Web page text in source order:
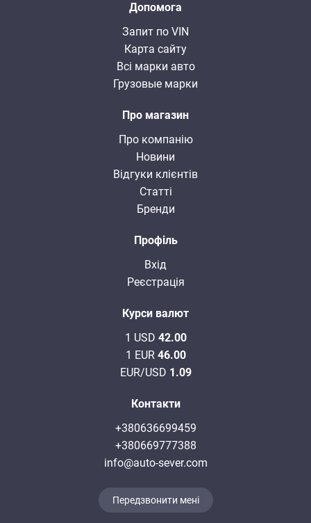
Допомога
Запит по VIN
Карта сайту
Всі марки авто
Грузовые марки
Про магазин
Про компанію
Новини
Відгуки клієнтів
Статті
Бренди
Профіль
Вхід
Реєстрація
Курси валют
1 USD 42.00
1 EUR 46.00
EUR/USD 1.09
Контакти
+380636699459
+380669777388
info@auto-sever.com
Передзвонити мені